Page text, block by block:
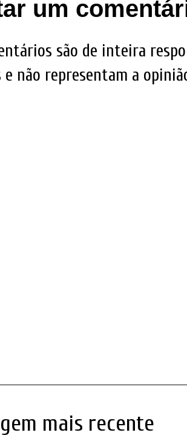
um
são de inteira
e não representam a
mais recente